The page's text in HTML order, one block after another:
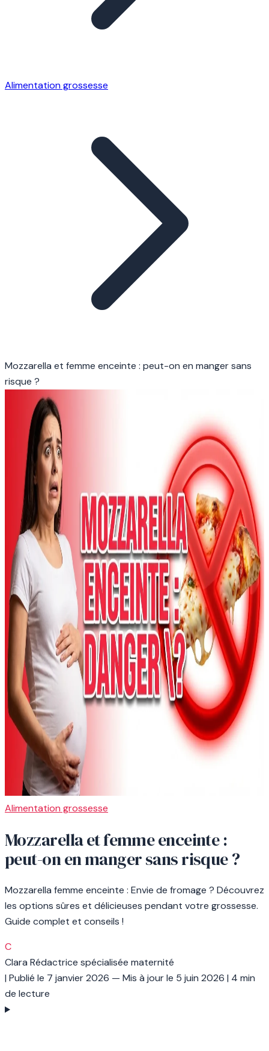
Alimentation grossesse
Mozzarella et femme enceinte : peut-on en manger sans
risque ?
Alimentation grossesse
Mozzarella et femme enceinte :
peut-on en manger sans risque ?
Mozzarella femme enceinte : Envie de fromage ? Découvrez
les options sûres et délicieuses pendant votre grossesse.
Guide complet et conseils !
C
Clara Rédactrice spécialisée maternité
| Publié le 7 janvier 2026 — Mis à jour le 5 juin 2026 | 4 min
de lecture